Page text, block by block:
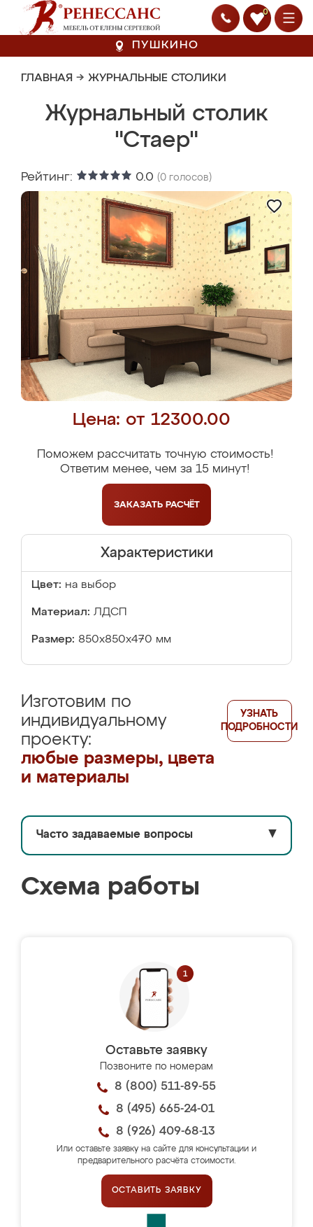
0
ПУШКИНО
ГЛАВНАЯ → ЖУРНАЛЬНЫЕ СТОЛИКИ
Журнальный столик
"Стаер"
Рейтинг: 0.0 (0 голосов)
Цена: от 12300.00
Поможем рассчитать точную стоимость!
Ответим менее, чем за 15 минут!
ЗАКАЗАТЬ РАСЧЁТ
Характеристики
Цвет: на выбор
Материал: ЛДСП
Размер: 850х850х470 мм
Изготовим по
индивидуальному
проекту:
любые размеры, цвета
и материалы
УЗНАТЬ
ПОДРОБНОСТИ
Часто задаваемые вопросы ▼
Схема работы
Оставьте заявку
Позвоните по номерам
8 (800) 511-89-55
8 (495) 665-24-01
8 (926) 409-68-13
Или оставьте заявку на сайте для консультации и
предварительного расчёта стоимости.
ОСТАВИТЬ ЗАЯВКУ